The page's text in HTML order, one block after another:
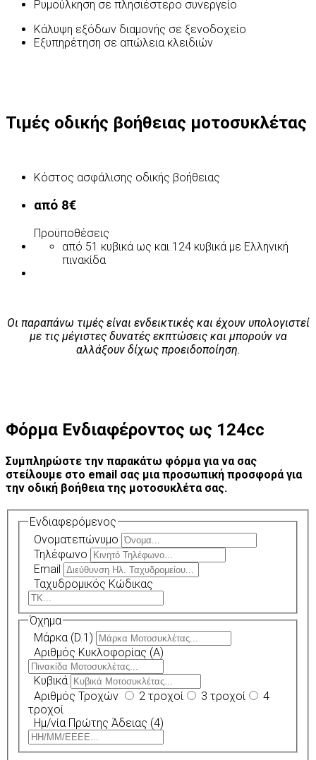
Ρυμούλκηση σε πλησιέστερο συνεργείο
Κάλυψη εξόδων διαμονής σε ξενοδοχείο
Εξυπηρέτηση σε απώλεια κλειδιών
Τιμές οδικής βοήθειας μοτοσυκλέτας
Κόστος ασφάλισης οδικής βοήθειας
από 8€
Προϋποθέσεις
από 51 κυβικά ως και 124 κυβικά με Ελληνική
πινακίδα
Οι παραπάνω τιμές είναι ενδεικτικές και έχουν υπολογιστεί
με τις μέγιστες δυνατές εκπτώσεις και μπορούν να
αλλάξουν δίχως προειδοποίηση.
Φόρμα Ενδιαφέροντος ως 124cc
Συμπληρώστε την παρακάτω φόρμα για να σας
στείλουμε στο email σας μια προσωπική προσφορά για
την οδική βοήθεια της μοτοσυκλέτα σας.
Ενδιαφερόμενος
Ονοματεπώνυμο
Τηλέφωνο
Email
Ταχυδρομικός Κώδικας
Όχημα
Μάρκα (D.1)
Αριθμός Κυκλοφορίας (A)
Κυβικά
Αριθμός Τροχών
2 τροχοί 3 τροχοί
4
τροχοί
Ημ/νία Πρώτης Άδειας (4)